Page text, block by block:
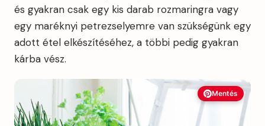
és gyakran csak egy kis darab rozmaringra vagy
egy maréknyi petrezselyemre van szükségünk egy
adott étel elkészítéséhez, a többi pedig gyakran
kárba vész.
Mentés